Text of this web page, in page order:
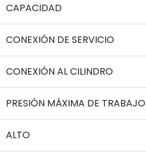
CAPACIDAD
CONEXIÓN DE SERVICIO
CONEXIÓN AL CILINDRO
PRESIÓN MÁXIMA DE TRABAJO
ALTO